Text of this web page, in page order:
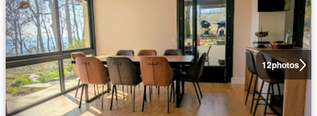
12photos